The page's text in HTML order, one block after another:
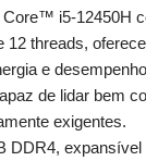
i5-12450H
12 threads,
e
de lidar bem
exigentes.
DDR4,